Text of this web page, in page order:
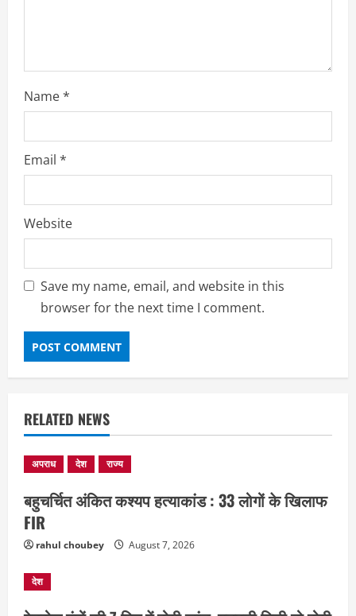
Name*
Email *
Website
Save my name, email, and website in this
browser for the next time I comment.
RELATED NEWS
अपराध देश राज्य
बहुचर्चित अंकित कश्यप हत्याकांड : 33 लोगों के खिलाफ
FIR
rahul choubey August 7, 2026
देश
EDUCATION छत्तीसगढ़ राज्य लाइफ स्टाइल
राष्ट्रीय हथकरघा दिवस